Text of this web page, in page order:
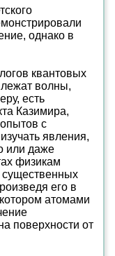
однако в
квантовых
волны,
есть
Казимира,
с
явления,
или даже
физикам
существенных
его в
атомами
поверхности от